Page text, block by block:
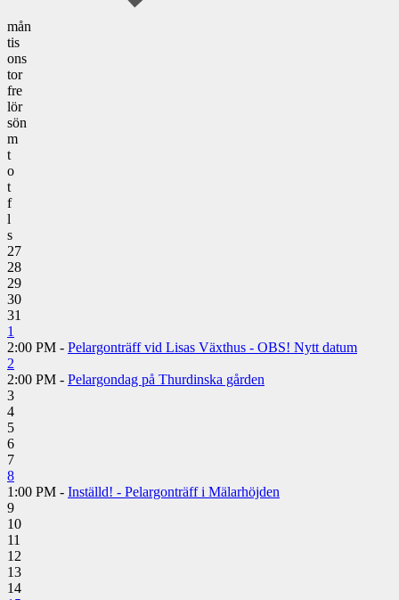
mån
tis
ons
tor
fre
lör
sön
m
t
o
t
f
l
s
27
28
29
30
31
1
2:00 PM - Pelargonträff vid Lisas Växthus - OBS! Nytt datum
2
2:00 PM - Pelargondag på Thurdinska gården
3
4
5
6
7
8
1:00 PM - Inställd! - Pelargonträff i Mälarhöjden
9
10
11
12
13
14